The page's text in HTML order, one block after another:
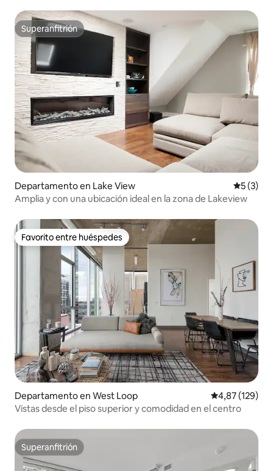
Superanfitrión
Superanfitrión
Departamento en Lake View
5 (3)
Amplia y con una ubicación ideal en la zona de Lakeview
Favorito entre huéspedes
Favorito entre huéspedes
Departamento en West Loop Calificación
4,87 (129)
Vistas desde el piso superior y comodidad en el centro
Superanfitrión
Superanfitrión